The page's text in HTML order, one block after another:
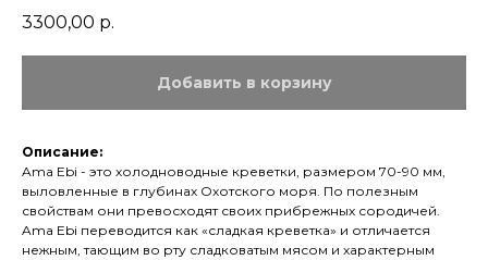
3300,00 р.
Добавить в корзину
Описание:
Ama Ebi - это холодноводные креветки, размером 70-90 мм,
выловленные в глубинах Охотского моря. По полезным
свойствам они превосходят своих прибрежных сородичей.
Ama Ebi переводится как «сладкая креветка» и отличается
нежным, тающим во рту сладковатым мясом и характерным